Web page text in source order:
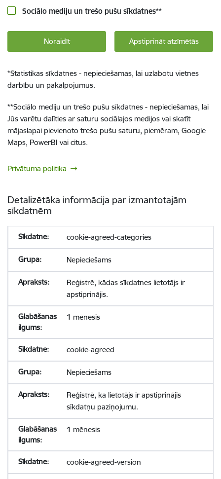
Sociālo mediju un trešo pušu sīkdatnes**
Noraidīt Apstiprināt atzīmētās
*Statistikas sīkdatnes - nepieciešamas, lai uzlabotu vietnes
darbību un pakalpojumus.
**Sociālo mediju un trešo pušu sīkdatnes - nepieciešamas, lai
Jūs varētu dalīties ar saturu sociālajos medijos vai skatīt
mājaslapai pievienoto trešo pušu saturu, piemēram, Google
Maps, PowerBI vai citus.
Privātuma politika
Detalizētāka informācija par izmantotajām
sīkdatnēm
cookie-agreed-categories
Nepieciešams
Reģistrē, kādas sīkdatnes lietotājs ir
apstiprinājis.
1 mēnesis
cookie-agreed
Nepieciešams
Reģistrē, ka lietotājs ir apstiprinājis
sīkdatņu paziņojumu.
1 mēnesis
cookie-agreed-version